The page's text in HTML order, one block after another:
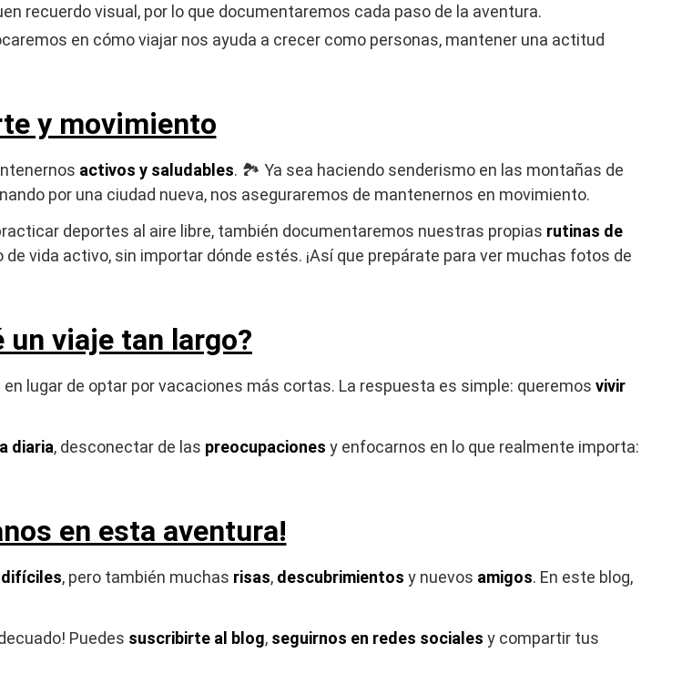
recuerdo visual, por lo que documentaremos cada paso de la aventura.
en cómo viajar nos ayuda a crecer como personas, mantener una actitud
y movimiento
activos y saludables. 🏞️ Ya sea haciendo senderismo en las montañas de
por una ciudad nueva, nos aseguraremos de mantenernos en movimiento.
deportes al aire libre, también documentaremos nuestras propias rutinas de
vida activo, sin importar dónde estés. ¡Así que prepárate para ver muchas fotos de
un viaje tan largo?
en lugar de optar por vacaciones más cortas. La respuesta es simple: queremos vivir
diaria, desconectar de las preocupaciones y enfocarnos en lo que realmente importa:
en esta aventura!
, pero también muchas risas, descubrimientos y nuevos amigos. En este blog,
Puedes suscribirte al blog, seguirnos en redes sociales y compartir tus